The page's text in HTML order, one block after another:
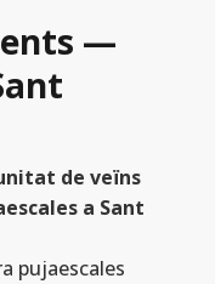
—
de veïns
a Sant
pujaescales